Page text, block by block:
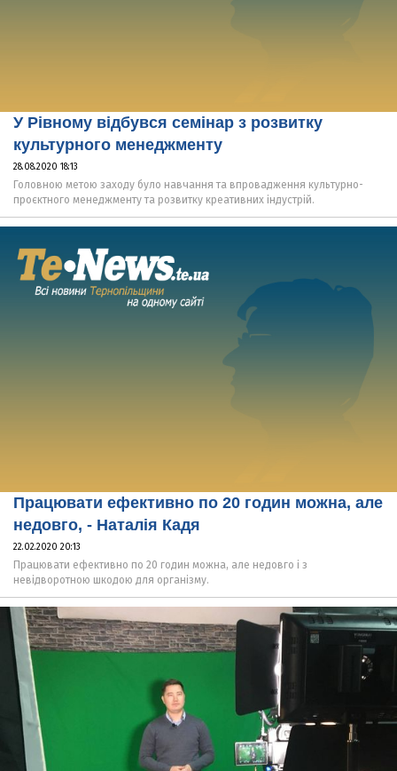
У Рівному відбувся семінар з розвитку
культурного менеджменту
28.08.2020 18:13
Головною метою заходу було навчання та впровадження культурно-
проєктного менеджменту та розвитку креативних індустрій.
Працювати ефективно по 20 годин можна, але
недовго, - Наталія Кадя
22.02.2020 20:13
Працювати ефективно по 20 годин можна, але недовго і з
невідворотною шкодою для організму.